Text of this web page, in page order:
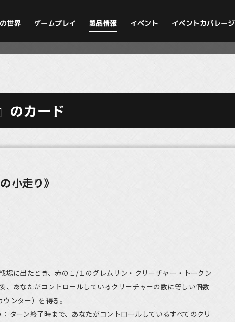
世界 ゲームプレイ 製品情報 イベント イベントカバレージ
のカード
小走り》
場に出たとき、赤の１/１のグレムリン・クリーチャー・トークン
、あなたがコントロールしているクリーチャーの数に等しい個数
ウンター）を得る。
：ターン終了時まで、あなたがコントロールしているすべてのクリ